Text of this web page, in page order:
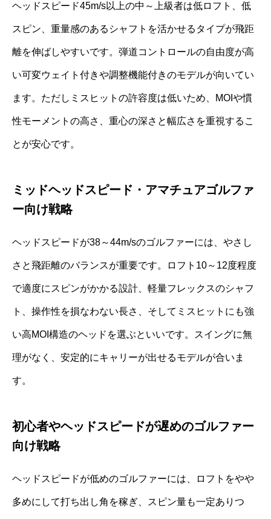
ヘッドスピード45m/s以上の中～上級者は低ロフト、低
スピン、重量感のあるシャフトを活かせるタイプが飛距
離を伸ばしやすいです。弾道コントロールの自由度が高
い可変ウェイト付きや調整機能付きのモデルが向いてい
ます。ただしミスヒットの許容度は低いため、MOIや慣
性モーメントの高さ、重心の深さと幅広さを重視するこ
とが安心です。
ミッドヘッドスピード・アマチュアゴルファ
ー向け戦略
ヘッドスピードが38～44m/sのゴルファーには、やさし
さと飛距離のバランスが重要です。ロフト10～12度程度
で適度にスピンがかかる設計、軽量フレックスのシャフ
ト、操作性を損なわない長さ、そしてミスヒットにも強
い高MOI構造のヘッドを選ぶといいです。スイングに無
理がなく、安定的にキャリーが出せるモデルが合いま
す。
初心者やヘッドスピードが遅めのゴルファー
向け戦略
ヘッドスピードが低めのゴルファーには、ロフトをやや
多めにして打ち出し角を稼ぎ、スピン量も一定ありつ